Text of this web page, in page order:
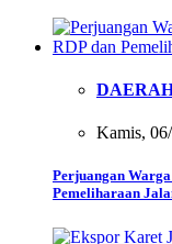
Kamis,
Perjuangan
Pemeliharaan